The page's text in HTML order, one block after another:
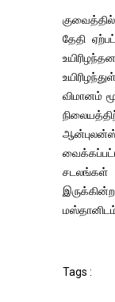
தேதி
விமானம்
Tags :